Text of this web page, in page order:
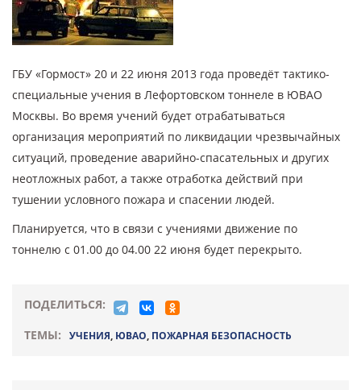
ГБУ «Гормост» 20 и 22 июня 2013 года проведёт тактико-
специальные учения в Лефортовском тоннеле в ЮВАО
Москвы. Во время учений будет отрабатываться
организация мероприятий по ликвидации чрезвычайных
ситуаций, проведение аварийно-спасательных и других
неотложных работ, а также отработка действий при
тушении условного пожара и спасении людей.
Планируется, что в связи с учениями движение по
тоннелю с 01.00 до 04.00 22 июня будет перекрыто.
ПОДЕЛИТЬСЯ:
ТЕМЫ:
УЧЕНИЯ, ЮВАО, ПОЖАРНАЯ БЕЗОПАСНОСТЬ